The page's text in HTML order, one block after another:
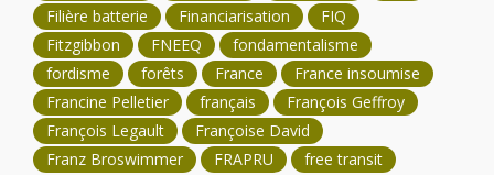
Filière batterie
Financiarisation
FIQ
Fitzgibbon
FNEEQ
fondamentalisme
fordisme
forêts France
France insoumise
Francine Pelletier
français
François Geffroy
François Legault
Françoise David
Franz Broswimmer
FRAPRU
free transit